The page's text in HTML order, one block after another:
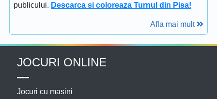
publicului. Descarca si coloreaza Turnul din Pisa!
Afla mai mult
JOCURI ONLINE
Jocuri cu masini